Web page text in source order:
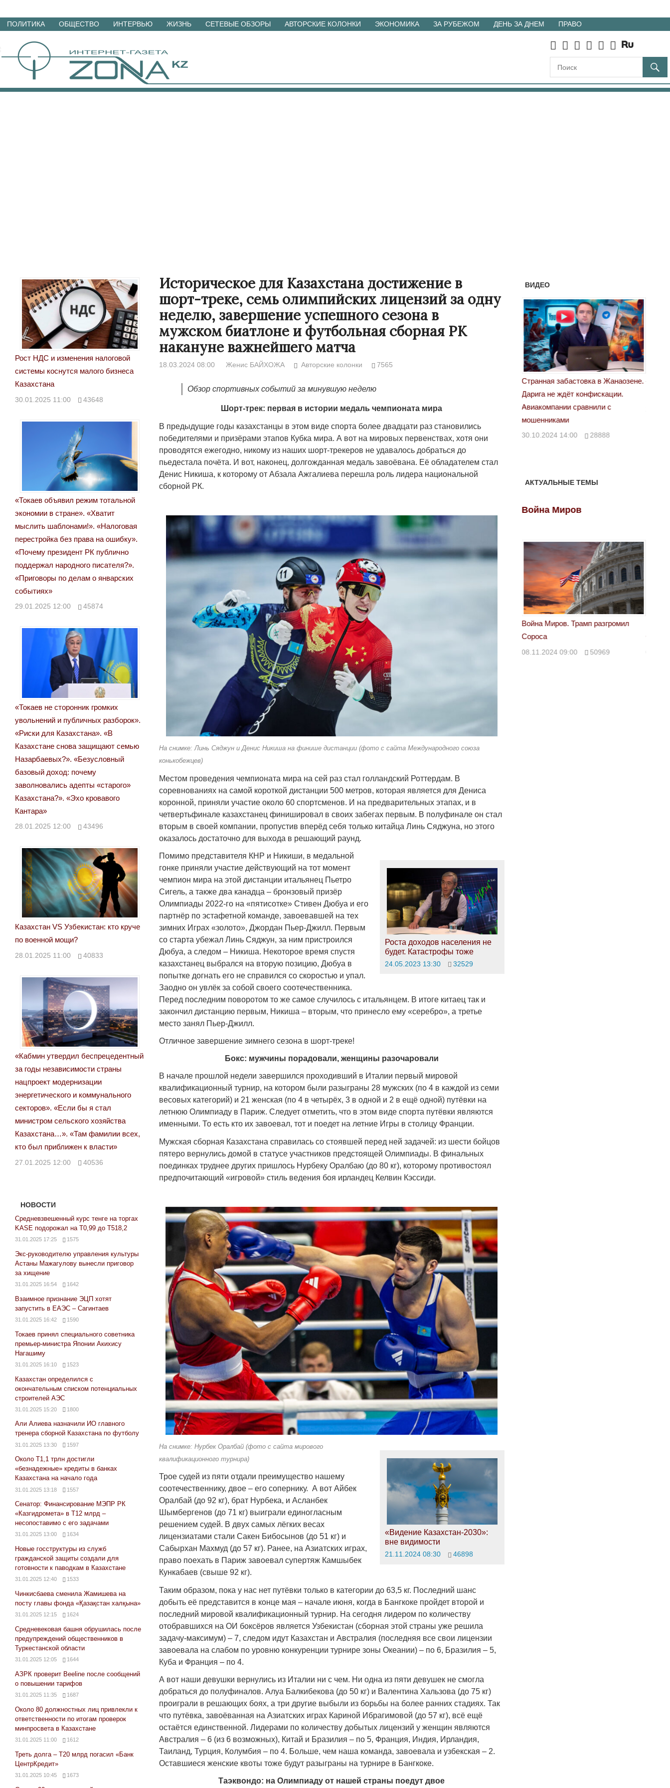
Перейти
материалам
ПОЛИТИКА ОБЩЕСТВО ИНТЕРВЬЮ ЖИЗНЬ СЕТЕВЫЕ ОБЗОРЫ АВТОРСКИЕ КОЛОНКИ ЭКОНОМИКА ЗА РУБЕЖОМ ДЕНЬ ЗА ДНЕМ ПРАВО
Историческое для Казахстана достижение в
шорт-треке, семь олимпийских лицензий за одну
неделю, завершение успешного сезона в
мужском биатлоне и футбольная сборная РК
накануне важнейшего матча
18.03.2024 08:00 Женис БАЙХОЖА Авторские колонки 7565
Обзор спортивных событий за минувшую неделю
Шорт-трек: первая в истории медаль чемпионата мира
В предыдущие годы казахстанцы в этом виде спорта более двадцати раз становились
победителями и призёрами этапов Кубка мира. А вот на мировых первенствах, хотя они
проводятся ежегодно, никому из наших шорт-трекеров не удавалось добраться до
пьедестала почёта. И вот, наконец, долгожданная медаль завоёвана. Её обладателем стал
Денис Никиша, к которому от Абзала Ажгалиева перешла роль лидера национальной
сборной РК.
На снимке: Линь Сяджун и Денис Никиша на финише дистанции (фото с сайта Международного союза
конькобежцев)
Местом проведения чемпионата мира на сей раз стал голландский Роттердам. В
соревнованиях на самой короткой дистанции 500 метров, которая является для Дениса
коронной, приняли участие около 60 спортсменов. И на предварительных этапах, и в
четвертьфинале казахстанец финишировал в своих забегах первым. В полуфинале он стал
вторым в своей компании, пропустив вперёд себя только китайца Линь Сяджуна, но этого
оказалось достаточно для выхода в решающий раунд.
Роста доходов населения не
будет. Катастрофы тоже
24.05.2023 13:30 32529
Помимо представителя КНР и Никиши, в медальной
гонке приняли участие действующий на тот момент
чемпион мира на этой дистанции итальянец Пьетро
Сигель, а также два канадца – бронзовый призёр
Олимпиады 2022-го на «пятисотке» Стивен Дюбуа и его
партнёр по эстафетной команде, завоевавшей на тех
зимних Играх «золото», Джордан Пьер-Джилл. Первым
со старта убежал Линь Сяджун, за ним пристроился
Дюбуа, а следом – Никиша. Некоторое время спустя
казахстанец выбрался на вторую позицию, Дюбуа в
попытке догнать его не справился со скоростью и упал.
Заодно он увлёк за собой своего соотечественника.
Перед последним поворотом то же самое случилось с итальянцем. В итоге китаец так и
закончил дистанцию первым, Никиша – вторым, что принесло ему «серебро», а третье
место занял Пьер-Джилл.
Отличное завершение зимнего сезона в шорт-треке!
Бокс: мужчины порадовали, женщины разочаровали
В начале прошлой недели завершился проходивший в Италии первый мировой
квалификационный турнир, на котором были разыграны 28 мужских (по 4 в каждой из семи
весовых категорий) и 21 женская (по 4 в четырёх, 3 в одной и 2 в ещё одной) путёвки на
летнюю Олимпиаду в Париж. Следует отметить, что в этом виде спорта путёвки являются
именными. То есть кто их завоевал, тот и поедет на летние Игры в столицу Франции.
Мужская сборная Казахстана справилась со стоявшей перед ней задачей: из шести бойцов
пятеро вернулись домой в статусе участников предстоящей Олимпиады. В финальных
поединках труднее других пришлось Нурбеку Оралбаю (до 80 кг), которому противостоял
предпочитающий «игровой» стиль ведения боя ирландец Келвин Кэссиди.
«Видение Казахстан-2030»:
вне видимости
21.11.2024 08:30 46898
На снимке: Нурбек Оралбай (фото с сайта мирового
квалификационного турнира)
Трое судей из пяти отдали преимущество нашему
соотечественнику, двое – его сопернику. А вот Айбек
Оралбай (до 92 кг), брат Нурбека, и Асланбек
Шымбергенов (до 71 кг) выиграли единогласным
решением судей. В двух самых лёгких весах
лицензиатами стали Сакен Бибосынов (до 51 кг) и
Сабырхан Махмуд (до 57 кг). Ранее, на Азиатских играх,
право поехать в Париж завоевал супертяж Камшыбек
Кункабаев (свыше 92 кг).
Таким образом, пока у нас нет путёвки только в категории до 63,5 кг. Последний шанс
добыть её представится в конце мая – начале июня, когда в Бангкоке пройдет второй и
последний мировой квалификационный турнир. На сегодня лидером по количеству
отобравшихся на ОИ боксёров является Узбекистан (сборная этой страны уже решила
задачу-максимум) – 7, следом идут Казахстан и Австралия (последняя все свои лицензии
завоевала на слабом по уровню конкуренции турнире зоны Океании) – по 6, Бразилия – 5,
Куба и Франция – по 4.
А вот наши девушки вернулись из Италии ни с чем. Ни одна из пяти девушек не смогла
добраться до полуфиналов. Алуа Балкибекова (до 50 кг) и Валентина Хальзова (до 75 кг)
проиграли в решающих боях, а три другие выбыли из борьбы на более ранних стадиях. Так
что путёвка, завоёванная на Азиатских играх Кариной Ибрагимовой (до 57 кг), всё ещё
остаётся единственной. Лидерами по количеству добытых лицензий у женщин являются
Австралия – 6 (из 6 возможных), Китай и Бразилия – по 5, Франция, Индия, Ирландия,
Таиланд, Турция, Колумбия – по 4. Больше, чем наша команда, завоевала и узбекская – 2.
Оставшиеся женские квоты тоже будут разыграны на турнире в Бангкоке.
Таэквондо: на Олимпиаду от нашей страны поедут двое
Рост НДС и изменения налоговой
системы коснутся малого бизнеса
Казахстана
30.01.2025 11:00 43648
«Токаев объявил режим тотальной
экономии в стране». «Хватит
мыслить шаблонами!». «Налоговая
перестройка без права на ошибку».
«Почему президент РК публично
поддержал народного писателя?».
«Приговоры по делам о январских
событиях»
29.01.2025 12:00 45874
«Токаев не сторонник громких
увольнений и публичных разборок».
«Риски для Казахстана». «В
Казахстане снова защищают семью
Назарбаевых?». «Безусловный
базовый доход: почему
заволновались адепты «старого»
Казахстана?». «Эхо кровавого
Кантара»
28.01.2025 12:00 43496
Казахстан VS Узбекистан: кто круче
по военной мощи?
28.01.2025 11:00 40833
«Кабмин утвердил беспрецедентный
за годы независимости страны
нацпроект модернизации
энергетического и коммунального
секторов». «Если бы я стал
министром сельского хозяйства
Казахстана…». «Там фамилии всех,
кто был приближен к власти»
27.01.2025 12:00 40536
НОВОСТИ
Средневзвешенный курс тенге на торгах
KASE подорожал на Т0,99 до Т518,2
31.01.2025 17:25 1575
Экс-руководителю управления культуры
Астаны Мажагулову вынесли приговор
за хищение
31.01.2025 16:54 1642
Взаимное признание ЭЦП хотят
запустить в ЕАЭС – Сагинтаев
31.01.2025 16:42 1590
Токаев принял специального советника
премьер-министра Японии Акихису
Нагашиму
31.01.2025 16:10 1523
Казахстан определился с
окончательным списком потенциальных
строителей АЭС
31.01.2025 15:20 1800
Али Алиева назначили ИО главного
тренера сборной Казахстана по футболу
31.01.2025 13:30 1597
Около Т1,1 трлн достигли
«безнадежные» кредиты в банках
Казахстана на начало года
31.01.2025 13:18 1557
Сенатор: Финансирование МЭПР РК
«Казгидромета» в Т12 млрд –
несопоставимо с его задачами
31.01.2025 13:00 1634
Новые госструктуры из служб
гражданской защиты создали для
готовности к паводкам в Казахстане
31.01.2025 12:40 1533
Чинкисбаева сменила Жамишева на
посту главы фонда «Қазақстан халқына»
31.01.2025 12:15 1624
Средневековая башня обрушилась после
предупреждений общественников в
Туркестанской области
31.01.2025 12:05 1644
АЗРК проверит Beeline после сообщений
о повышении тарифов
31.01.2025 11:35 1687
Около 80 должностных лиц привлекли к
ответственности по итогам проверок
минпросвета в Казахстане
31.01.2025 11:00 1612
Треть долга – Т20 млрд погасил «Банк
ЦентрКредит»
31.01.2025 10:45 1673
ВИДЕО
Авиакомпании сравнили с
30.10.2024 14:00 28888
«Новый Казахстан не говорит всей
правды»
29.10.2024 09:00 39623
АКТУАЛЬНЫЕ ТЕМЫ
Война Миров
Война Миров. Трамп разгромил
Сороса
08.11.2024 09:00 50969